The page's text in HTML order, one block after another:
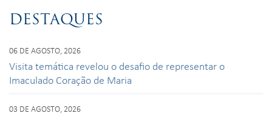
DESTAQUES
06 DE AGOSTO, 2026
Visita temática revelou o desafio de representar o
Imaculado Coração de Maria
03 DE AGOSTO, 2026